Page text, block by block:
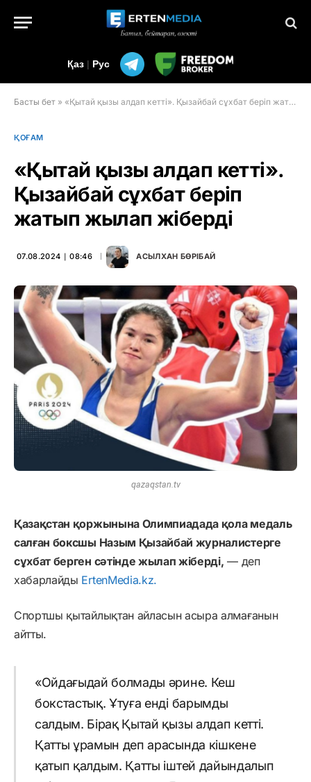
Қаз | Рус
Басты бет » «Қытай қызы алдап кетті». Қызайбай сұхбат беріп жатып жылап жіберді
ҚОҒАМ
«Қытай қызы алдап кетті».
Қызайбай сұхбат беріп
жатып жылап жіберді
07.08.2024 ∣ 08:46 АСЫЛХАН БӨРІБАЙ
qazaqstan.tv
Қазақстан қоржынына Олимпиадада қола медаль
салған боксшы Назым Қызайбай журналистерге
сұхбат берген сәтінде жылап жіберді, — деп
хабарлайды ErtenMedia.kz.
Спортшы қытайлықтан айласын асыра алмағанын
айтты.
«Ойдағыдай болмады әрине. Кеш
бокстастық. Ұтуға енді барымды
салдым. Бірақ Қытай қызы алдап кетті.
Қатты ұрамын деп арасында кішкене
қатып қалдым. Қатты іштей дайындалып